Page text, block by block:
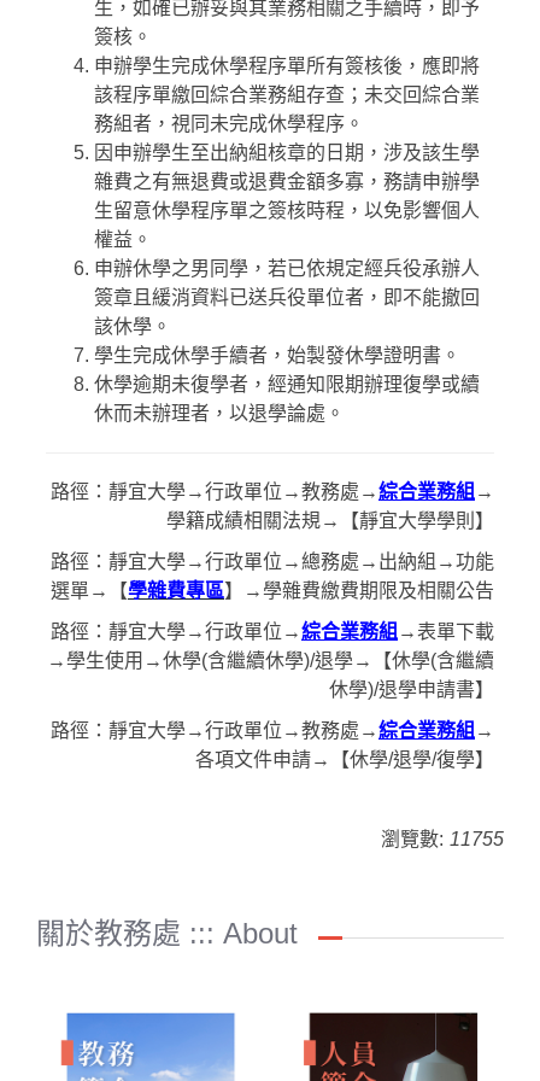
生，如確已辦妥與其業務相關之手續時，即予
簽核。
申辦學生完成休學程序單所有簽核後，應即將
該程序單繳回綜合業務組存查；未交回綜合業
務組者，視同未完成休學程序。
因申辦學生至出納組核章的日期，涉及該生學
雜費之有無退費或退費金額多寡，務請申辦學
生留意休學程序單之簽核時程，以免影響個人
權益。
申辦休學之男同學，若已依規定經兵役承辦人
簽章且緩消資料已送兵役單位者，即不能撤回
該休學。
學生完成休學手續者，始製發休學證明書。
休學逾期未復學者，經通知限期辦理復學或續
休而未辦理者，以退學論處。
路徑：靜宜大學→行政單位→教務處→綜合業務組 →
學籍成績相關法規→【靜宜大學學則】
路徑：靜宜大學→行政單位→總務處→出納組→功能
選單→【學雜費專區】→學雜費繳費期限及相關公告
路徑：靜宜大學→行政單位→綜合業務組 →表單下載
→學生使用→休學(含繼續休學)/退學→【休學(含繼續
休學)/退學申請書】
路徑：靜宜大學→行政單位→教務處→綜合業務組 →
各項文件申請→【休學/退學/復學】
瀏覽數: 11755
關於教務處 ::: About